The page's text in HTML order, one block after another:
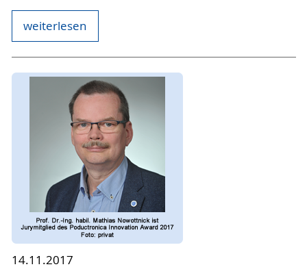
weiterlesen
14.11.2017